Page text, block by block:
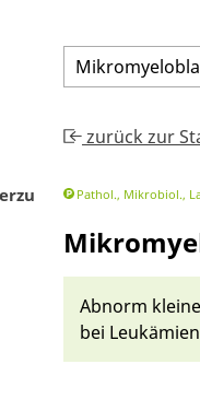
zurück zur
Pathol., Mikrobiol.,
Ab­norm
bei Leukä­mi­en